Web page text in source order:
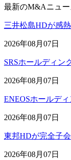
最新のM&Aニュー
三井松島HDが感
2026年08月07日
SRSホールディン
2026年08月07日
ENEOSホールデ
2026年08月07日
東邦HDが完全子
2026年08月07日